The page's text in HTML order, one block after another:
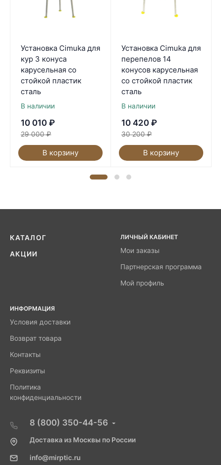
Установка Cimuka для
кур 3 конуса
карусельная со
стойкой пластик
сталь
В наличии
10 010 ₽
29 000 ₽
В корзину
Установка Cimuka для
перепелов 14
конусов карусельная
со стойкой пластик
сталь
В наличии
10 420 ₽
30 200 ₽
В корзину
КАТАЛОГ
АКЦИИ
ЛИЧНЫЙ КАБИНЕТ
Мои заказы
Партнерская программа
Мой профиль
ИНФОРМАЦИЯ
Условия доставки
Возврат товара
Контакты
Реквизиты
Политика
конфиденциальности
8 (800) 350-44-56
Доставка из Москвы по России
info@mirptic.ru